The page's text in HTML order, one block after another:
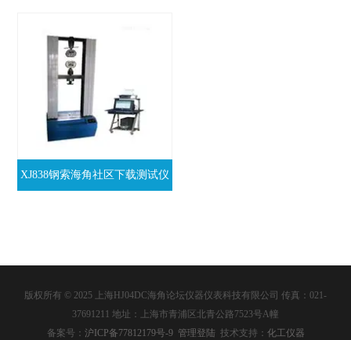
XJ838钢索海角社区下载测试仪
版权所有 © 2025 上海HJ04DC海角论坛仪器仪表科技有限公司 传真：021-
37691211 地址：上海市青浦区北青公路7523号A幢
备案号： 沪ICP备77812179号-9 管理登陆 技术支持： 化工仪器